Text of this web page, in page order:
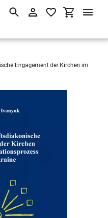
SuchenEinloggen
Engagement der Kirchen im